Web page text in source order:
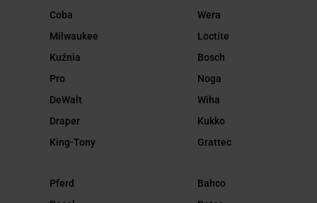
Coba
Milwaukee
Kuźnia
Pro
DeWalt
Draper
King-Tony
Wera
Loctite
Bosch
Noga
Wiha
Kukko
Grattec
Pferd
Bahco